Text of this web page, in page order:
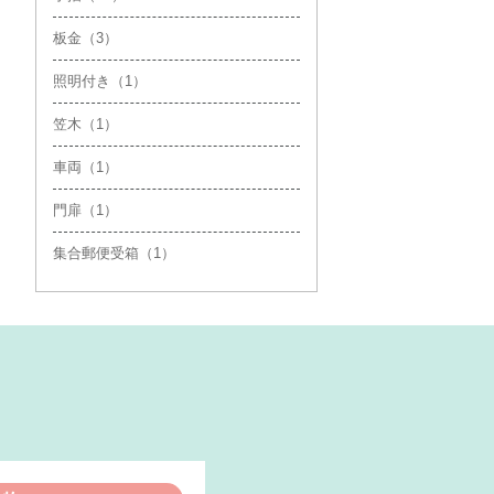
板金（3）
照明付き（1）
笠木（1）
車両（1）
門扉（1）
集合郵便受箱（1）